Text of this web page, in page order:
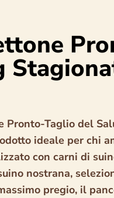
Pronto-Taglio del
ideale per chi
con carni di
nostrana,
pregio, il